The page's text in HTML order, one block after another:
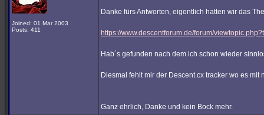
Joined: 01 Mar 2003
Posts: 411
Danke fürs Antworten, eigentlich hatten wir das
https://www.descentforum.de/forum/
Hab´s gefunden nach dem ich schon wieder
Diesmal fehlt mir der Descent.cx tracker wo es mit
Ganz ehrlich, Danke und kein Bock mehr.